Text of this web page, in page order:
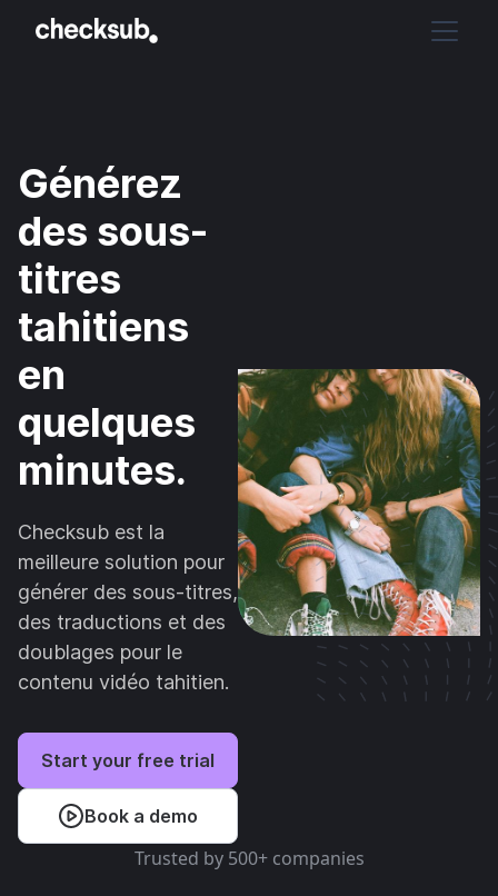
Générez
des sous-
titres
tahitiens
en
quelques
minutes.
Checksub est la
meilleure solution pour
générer des sous-titres,
des traductions et des
doublages pour le
contenu vidéo tahitien.
Book a demo
Start your free trial
Trusted by 500+ companies